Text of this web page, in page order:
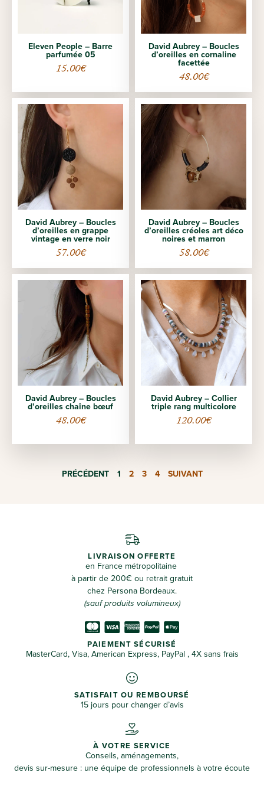
Eleven People – Barre
parfumée 05
15.00€
David Aubrey – Boucles
d’oreilles en cornaline
facettée
48.00€
David Aubrey – Boucles
d’oreilles en grappe
vintage en verre noir
57.00€
David Aubrey – Boucles
d’oreilles créoles art déco
noires et marron
58.00€
David Aubrey – Boucles
d’oreilles chaîne bœuf
48.00€
David Aubrey – Collier
triple rang multicolore
120.00€
PRÉCÉDENT 1 2 3 4 SUIVANT
LIVRAISON OFFERTE
en France métropolitaine
à partir de 200€ ou retrait gratuit
chez Persona Bordeaux.
(sauf produits volumineux)
PAIEMENT SÉCURISÉ
MasterCard, Visa, American Express, PayPal , 4X sans frais
SATISFAIT OU REMBOURSÉ
15 jours pour changer d’avis
À VOTRE SERVICE
Conseils, aménagements,
devis sur-mesure : une équipe de professionnels à votre écoute